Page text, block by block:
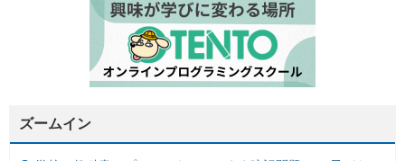
ズームイン